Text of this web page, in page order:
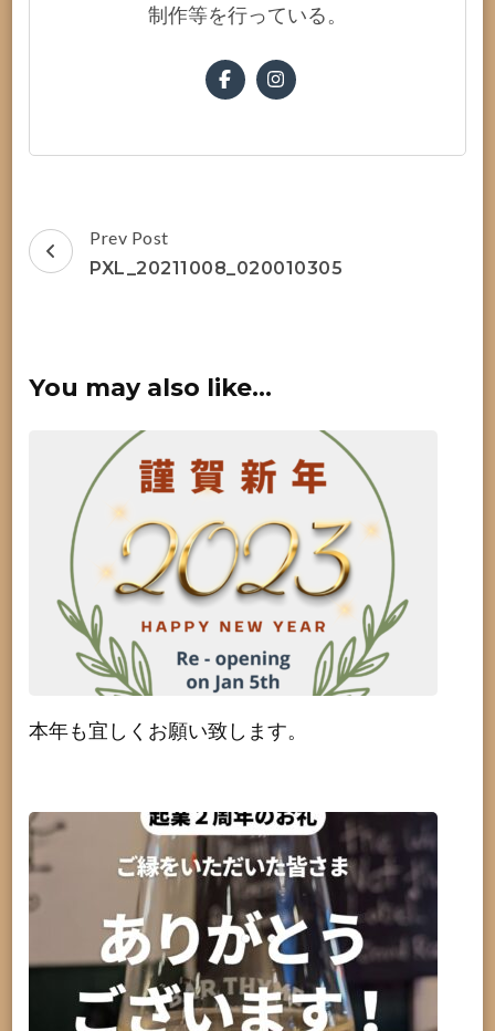
制作等を行っている。
Post
Navigation
Prev Post
PXL_20211008_020010305
You may also like...
本年も宜しくお願い致します。